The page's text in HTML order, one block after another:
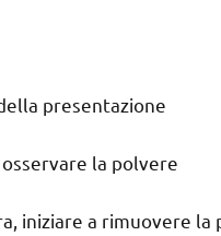
presentazione
la polvere
iniziare a rimuovere